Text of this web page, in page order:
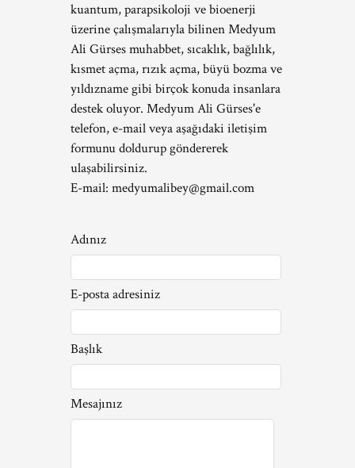
kuantum, parapsikoloji ve bioenerji
üzerine çalışmalarıyla bilinen Medyum
Ali Gürses muhabbet, sıcaklık, bağlılık,
kısmet açma, rızık açma, büyü bozma ve
yıldızname gibi birçok konuda insanlara
destek oluyor. Medyum Ali Gürses'e
telefon, e-mail veya aşağıdaki iletişim
formunu doldurup göndererek
ulaşabilirsiniz.
E-mail: medyumalibey@gmail.com
Adınız
E-posta adresiniz
Başlık
Mesajınız